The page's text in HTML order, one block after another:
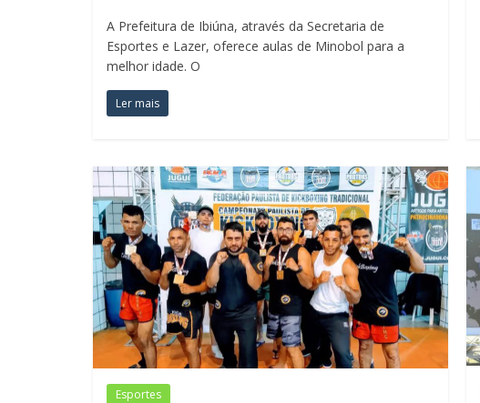
A Prefeitura de Ibiúna, através da Secretaria de
Esportes e Lazer, oferece aulas de Minobol para a
melhor idade. O
Ler mais
Esportes